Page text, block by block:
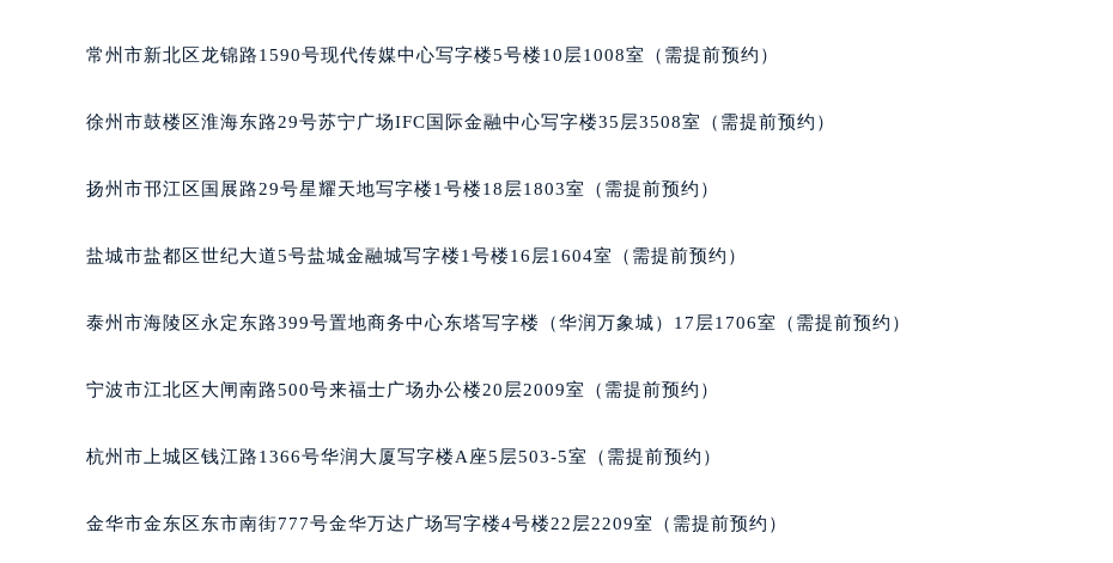
温州市鹿城区锦绣路1067号置信广场10层1015室（需提前预约）
大连市中山区人民路15号国际金融大厦7层G室（需提前预约）
东莞市东城街道鸿福东路1号民盈国贸中心T1写字楼9层907室（需提前预约）
南通市崇川区工农路57号圆融广场写字楼16层1603室（需提前预约）
武汉市江汉区解放大道686号世界贸易大厦38层09室（需提前预约）
合肥市蜀山区潜山路111号万象城华润大厦B座12楼03室（需提前预约）
青岛市南区山东路6号华润大厦B座22层04室（需提前预约）
长春市朝阳区西安大路727号中银大厦A座(旺进大厦)18层09室（需提前预约）
常州市新北区龙锦路1590号现代传媒中心写字楼5号楼10层1008室（需提前预约）
徐州市鼓楼区淮海东路29号苏宁广场IFC国际金融中心写字楼35层3508室（需提前预约）
扬州市邗江区国展路29号星耀天地写字楼1号楼18层1803室（需提前预约）
盐城市盐都区世纪大道5号盐城金融城写字楼1号楼16层1604室（需提前预约）
泰州市海陵区永定东路399号置地商务中心东塔写字楼（华润万象城）17层1706室（需提前预约）
宁波市江北区大闸南路500号来福士广场办公楼20层2009室（需提前预约）
杭州市上城区钱江路1366号华润大厦写字楼A座5层503-5室（需提前预约）
金华市金东区东市南街777号金华万达广场写字楼4号楼22层2209室（需提前预约）